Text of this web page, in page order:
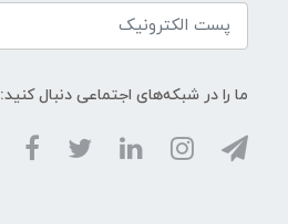
ما را در شبکه‌های اجتماعی دنبال کنید: